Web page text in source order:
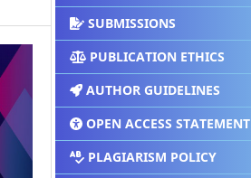
SUBMISSIONS
PUBLICATION ETHICS
AUTHOR GUIDELINES
OPEN ACCESS STATEMENT
PLAGIARISM POLICY